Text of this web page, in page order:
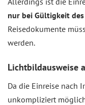
nur bei Gültigkeit
Reisedokumente
werden.
Lichtbildausweise
Da die Einreise nach
unkompliziert